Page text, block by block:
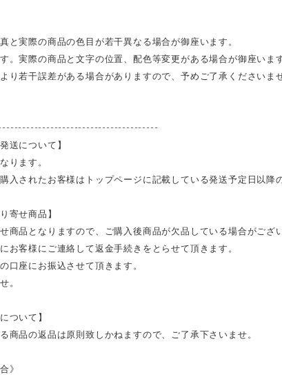
と実際の商品の色目が若干異なる場合が御座います。
。実際の商品と文字の位置、配色等変更がある場合が御座います
り若干誤差がある場合がありますので、予めご了承くださいませ
送について】
ります。
入されたお客様はトップページに記載している発送予定日以降
寄せ商品】
商品となりますので、ご購入後商品が欠品している場合がござ
お客様にご連絡して返金手続きをとらせて頂きます。
口座にお振込させて頂きます。
。
ついて】
商品の返品は原則致しかねますので、ご了承下さいませ。
》